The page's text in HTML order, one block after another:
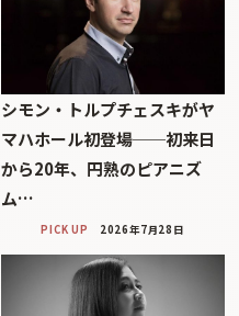
シモン・トルプチェスキがヤ
マハホール初登場──初来日
から20年、円熟のピアニズ
ム…
PICK UP 2026年7月28日